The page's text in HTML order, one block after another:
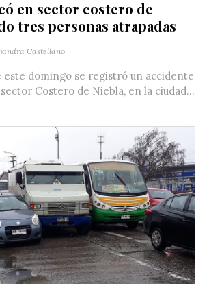
en sector costero de
tres personas atrapadas
Castellano
este domingo se registró un accidente
Costero de Niebla, en la ciudad...